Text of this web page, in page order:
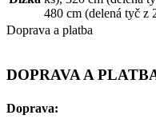
480 cm (delená tyč z
Doprava a platba
DOPRAVA A
Doprava: